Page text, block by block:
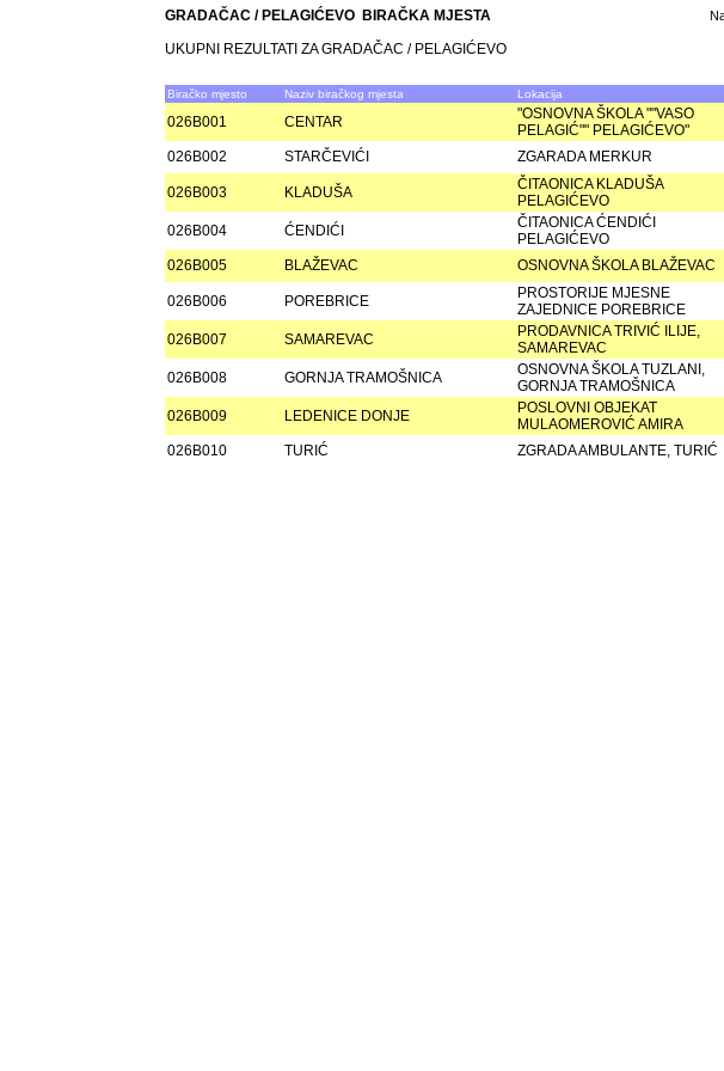
GRADAČAC / PELAGIĆEVO BIRAČKA MJESTA
UKUPNI REZULTATI ZA GRADAČAC / PELAGIĆEVO
Biračko mjesto Naziv biračkog mjesta Lokacija
026B001 CENTAR
"OSNOVNA ŠKOLA ""VASO
PELAGIĆ"" PELAGIĆEVO"
026B002
STARČEVIĆI ZGARADA MERKUR
026B003 KLADUŠA
ČITAONICA KLADUŠA
PELAGIĆEVO
026B004
ĆENDIĆI
ČITAONICA ĆENDIĆI
PELAGIĆEVO
026B005
BLAŽEVAC OSNOVNA ŠKOLA BLAŽEVAC
026B006 POREBRICE
PROSTORIJE MJESNE
ZAJEDNICE POREBRICE
026B007
SAMAREVAC
PRODAVNICA TRIVIĆ ILIJE,
SAMAREVAC
026B008
GORNJA TRAMOŠNICA
OSNOVNA ŠKOLA TUZLANI,
GORNJA TRAMOŠNICA
026B009
LEDENICE DONJE
POSLOVNI OBJEKAT
MULAOMEROVIĆ AMIRA
026B010
TURIĆ ZGRADA AMBULANTE, TURIĆ